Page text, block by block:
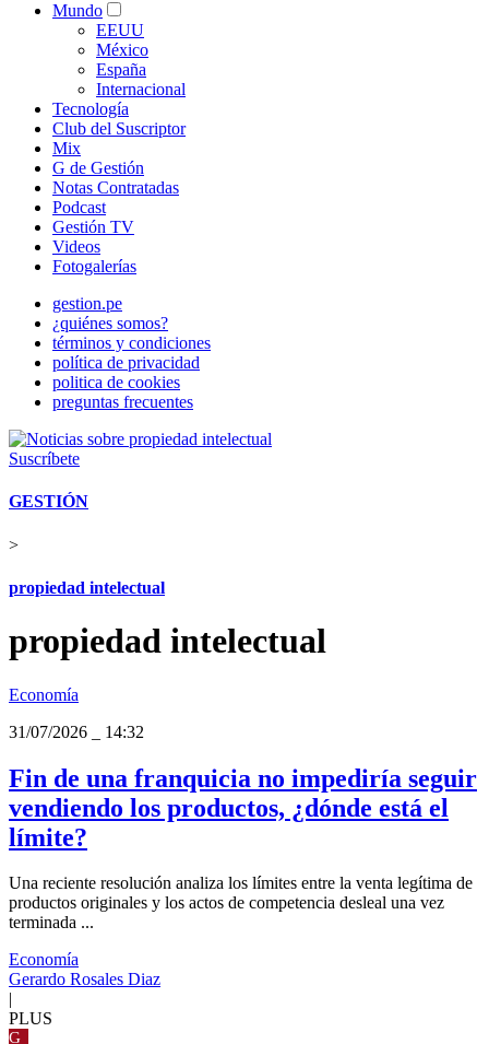
Mundo
EEUU
México
España
Internacional
Tecnología
Club del Suscriptor
Mix
G de Gestión
Notas Contratadas
Podcast
Gestión TV
Videos
Fotogalerías
gestion.pe
¿quiénes somos?
términos y condiciones
política de privacidad
politica de cookies
preguntas frecuentes
Suscríbete
GESTIÓN
>
propiedad intelectual
propiedad intelectual
Economía
31/07/2026
14:32
Fin de una franquicia no impediría seguir
vendiendo los productos, ¿dónde está el
límite?
Una reciente resolución analiza los límites entre la venta legítima de
productos originales y los actos de competencia desleal una vez
terminada ...
Economía
Gerardo Rosales Diaz
PLUS
G